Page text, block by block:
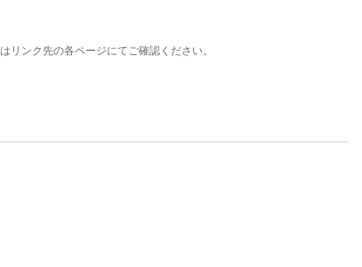
ンク先の各ページにてご確認ください。